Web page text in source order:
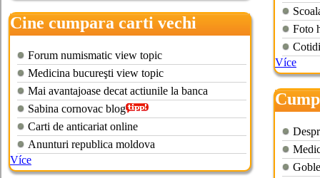
Cine cumpara carti vechi
Forum numismatic view topic
Medicina bucureşti view topic
Mai avantajoase decat actiunile la banca
Sabina cornovac blog
Carti de anticariat online
Anunturi republica moldova
Více
Foto
Více